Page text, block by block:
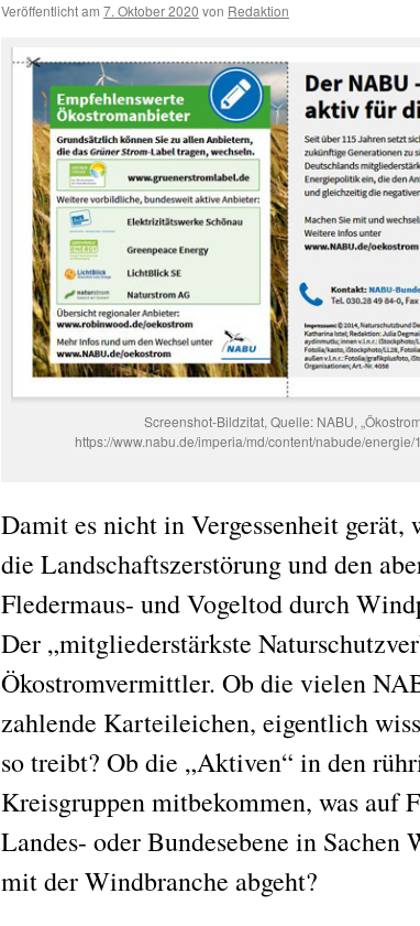
Veröffentlicht am 7. Oktober 2020 von Redaktion
Screenshot-Bildzitat, Quelle: NABU,
https://www.nabu.de/imperia/md/content/nabude/
Damit es nicht in Vergessenheit
die Landschaftszerstörung und den
Fledermaus- und Vogeltod durch
Der „mitgliederstärkste
Ökostromvermittler. Ob die vielen
zahlende Karteileichen, eigentlich
so treibt? Ob die „Aktiven“ in den
Kreisgruppen mitbekommen, was auf
Landes- oder Bundesebene in Sachen
mit der Windbranche abgeht?